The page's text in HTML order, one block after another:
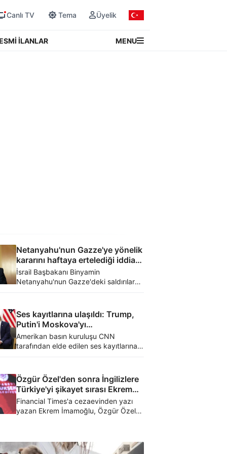
Canlı TV Tema Üyelik
İLANLAR MENU
Netanyahu'nun Gazze'ye yönelik
kararını haftaya ertelediği iddia
edildi
İsrail Başbakanı Binyamin
Netanyahu'nun Gazze'deki saldırılara
yayın kuruluşu CNN ortaya attı.
Ses kayıtlarına ulaşıldı: Trump,
Putin'i Moskova'yı
bombalamakla tehdit etmiş
Amerikan basın kuruluşu CNN
tarafından elde edilen ses kayıtlarına
bulunanlarla düzenlediği özel
toplantılarda, Putin'i Moskova'yı
bombalamakla tehdit ettiğini söylediği
iddia edildi.
Özgür Özel'den sonra İngilizlere
Türkiye'yi şikayet sırası Ekrem
İmamoğlu'nda
Financial Times'a cezaevinden yazı
yazan Ekrem İmamoğlu, Özgür Özel
durumunda Batı'nın bölgedeki